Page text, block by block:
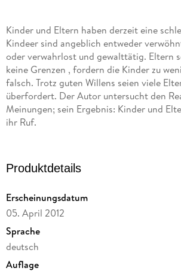
Kinder und Eltern haben derzeit eine
Kindeer sind angeblich entweder
oder verwahrlost und gewalttätig. Eltern
keine Grenzen , fordern die Kinder zu
falsch. Trotz guten Willens seien viele
überfordert. Der Autor untersucht den
Meinungen; sein Ergebnis: Kinder und
ihr Ruf.
Produktdetails
Erscheinungsdatum
05. April 2012
Sprache
deutsch
Auflage